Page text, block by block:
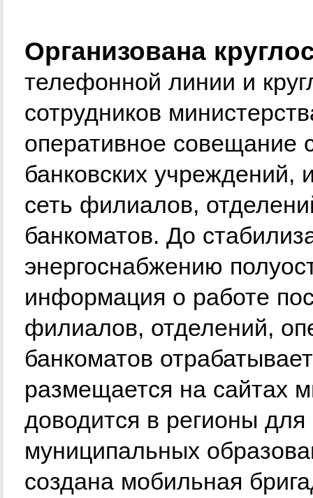
Организована
телефонной линии и
сотрудников
оперативное совещание
банковских
сеть филиалов,
банкоматов. До
энергоснабжению
информация о работе
филиалов, отделений,
банкоматов
размещается на сайтах
доводится в регионы
муниципальных
создана мобильная